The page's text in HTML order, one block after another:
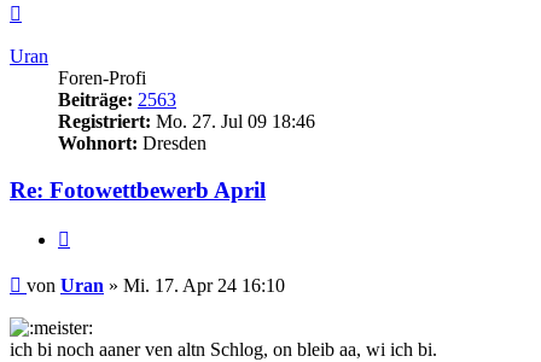
Uran
Foren-Profi
Beiträge: 2563
Registriert: Mo. 27. Jul 09 18:46
Wohnort: Dresden
Re: Fotowettbewerb April
Beitrag
von Uran » Mi. 17. Apr 24 16:10
ich bi noch aaner ven altn Schlog, on bleib aa, wi ich bi.